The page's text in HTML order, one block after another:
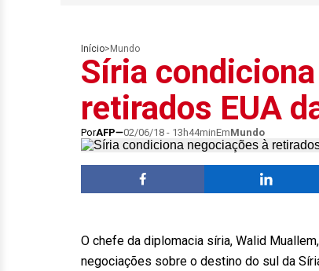
Início> Mundo
Síria
retirados EUA
PorAFP 02/06/18 - 13h44minEmMundo
O chefe da diplomacia síria, Walid
negociações sobre o destino do sul da